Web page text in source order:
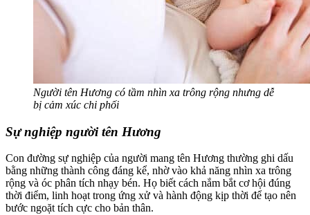
Người tên Hương có tầm nhìn xa trông rộng nhưng dễ
bị cảm xúc chi phối
Sự nghiệp người tên Hương
Con đường sự nghiệp của người mang tên Hương thường ghi dấu
bằng những thành công đáng kể, nhờ vào khả năng nhìn xa trông
rộng và óc phân tích nhạy bén. Họ biết cách nắm bắt cơ hội đúng
thời điểm, linh hoạt trong ứng xử và hành động kịp thời để tạo nên
bước ngoặt tích cực cho bản thân.